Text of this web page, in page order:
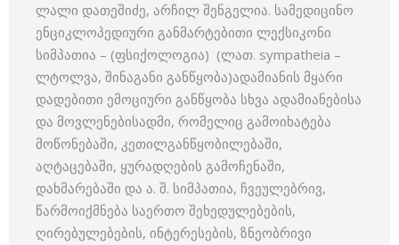
ლალი დათეშიძე, არჩილ შენგელია. სამედიცინო
ენციკლოპედიური განმარტებითი ლექსიკონი
სიმპათია – (ფსიქოლოგია) (ლათ. sympatheia –
ლტოლვა, შინაგანი განწყობა)ადამიანის მყარი
დადებითი ემოციური განწყობა სხვა ადამიანებისა
და მოვლენებისადმი, რომელიც გამოიხატება
მოწონებაში, კეთილგანწყობილებაში,
აღტაცებაში, ყურადღების გამოჩენაში,
დახმარებაში და ა. შ. სიმპათია, ჩვეულებრივ,
წარმოიქმნება საერთო შეხედულებების,
ღირებულებების, ინტერესების, ზნეობრივი